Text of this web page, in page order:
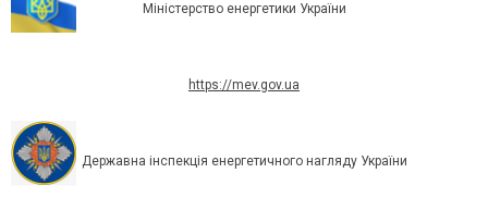
Міністерство енергетики України
https://mev.gov.ua
Державна інспекція енергетичного нагляду України